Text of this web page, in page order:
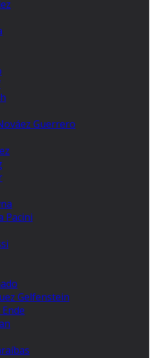
Guerrero
Pacini
Gelfenstein